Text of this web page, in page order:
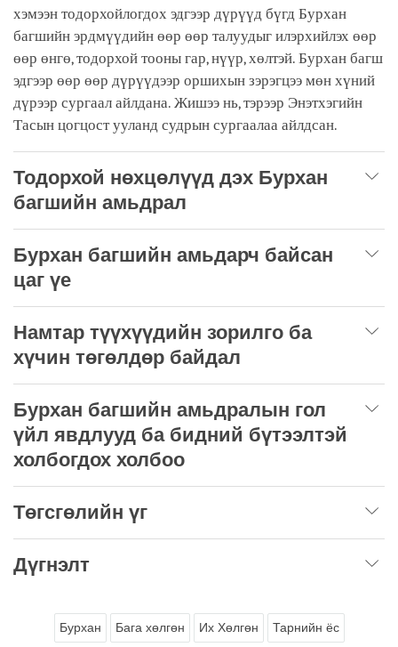
хэмээн тодорхойлогдох эдгээр дүрүүд бүгд Бурхан
багшийн эрдмүүдийн өөр өөр талуудыг илэрхийлэх өөр
өөр өнгө, тодорхой тооны гар, нүүр, хөлтэй. Бурхан багш
эдгээр өөр өөр дүрүүдээр оршихын зэрэгцээ мөн хүний
дүрээр сургаал айлдана. Жишээ нь, тэрээр Энэтхэгийн
Тасын цогцост ууланд судрын сургаалаа айлдсан.
Тодорхой нөхцөлүүд дэх Бурхан
багшийн амьдрал
Бурхан багшийн амьдарч байсан
цаг үе
Намтар түүхүүдийн зорилго ба
хүчин төгөлдөр байдал
Бурхан багшийн амьдралын гол
үйл явдлууд ба бидний бүтээлтэй
холбогдох холбоо
Төгсгөлийн үг
Дүгнэлт
Бурхан Бага хөлгөн Их Хөлгөн Тарнийн ёс